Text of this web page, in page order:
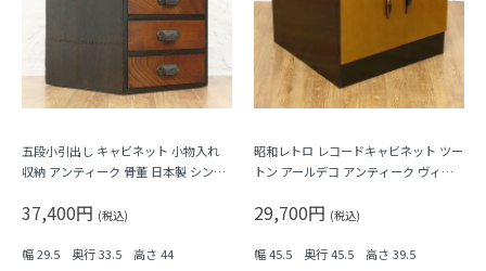
五段小引出し キャビネット 小物入れ
収納 アンティーク 骨董 日本製 シンプ
37,400円 (税込)
幅 29.5 奥行 33.5 高さ 44
昭和レトロ レコードキャビネット ツー
トン アールデコ アンティーク ヴィン
29,700円 (税込)
幅 45.5 奥行 45.5 高さ 39.5